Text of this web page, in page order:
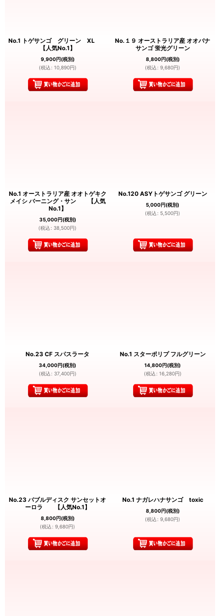
No.1 トゲサンゴ グリーン XL
【人気No.1】
9,900円(税別)
(税込 : 10,890円)
No.１９ オーストラリア産 オオバナ
サンゴ 蛍光グリーン
8,800円(税別)
(税込 : 9,680円)
No.1 オーストラリア産 オオトゲキク
メイシ バーニング・サン 【人気
No.1】
35,000円(税別)
(税込 : 38,500円)
No.120 ASYトゲサンゴ グリーン
5,000円(税別)
(税込 : 5,500円)
No.23 CF スパスラータ
34,000円(税別)
(税込 : 37,400円)
No.1 スターポリプ フルグリーン
14,800円(税別)
(税込 : 16,280円)
No.23 バブルディスク サンセットオ
ーロラ 【人気No.1】
8,800円(税別)
(税込 : 9,680円)
No.1 ナガレハナサンゴ toxic
8,800円(税別)
(税込 : 9,680円)